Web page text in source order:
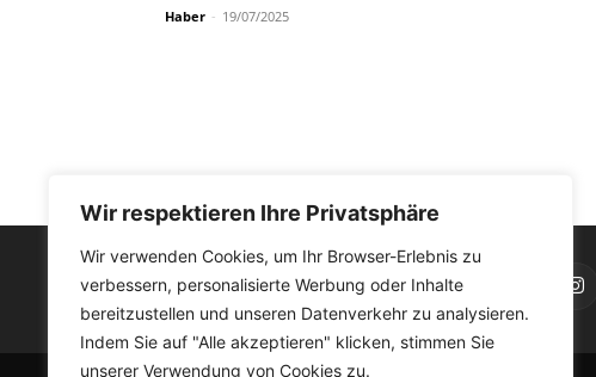
Wir respektieren Ihre Privatsphäre
Wir verwenden Cookies, um Ihr Browser-Erlebnis zu
verbessern, personalisierte Werbung oder Inhalte
bereitzustellen und unseren Datenverkehr zu analysieren.
Indem Sie auf "Alle akzeptieren" klicken, stimmen Sie
unserer Verwendung von Cookies zu.
Haber - 19/07/2025
FACEBOOK